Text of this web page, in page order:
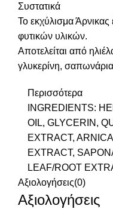
Συστατικά
Το εκχύλισμα Άρνικας
φυτικών υλικών.
Αποτελείται από
γλυκερίνη, σαπωνάρια
Περισσότερα
INGREDIENTS:
OIL, GLYCERIN,
EXTRACT,
EXTRACT,
LEAF/ROOT
Αξιολογήσεις(0)
Αξιολογήσεις